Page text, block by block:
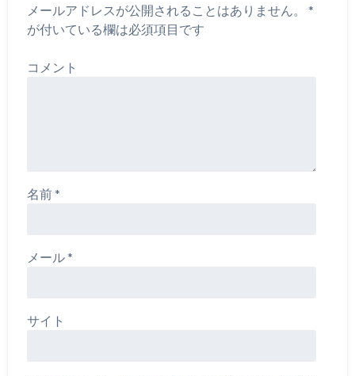
メールアドレスが公開されることはありません。
*
が付いている欄は必須項目です
コメント
名前*
メール*
サイト